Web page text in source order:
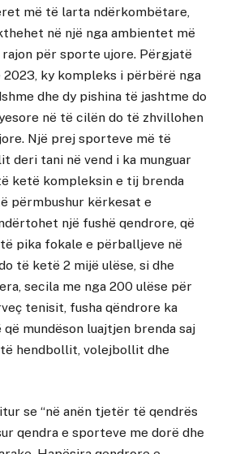
më të larta ndërkombëtare,
në një nga ambientet më
për sporte ujore. Përgjatë
2023, ky kompleks i përbërë nga
dhe dy pishina të jashtme do
në të cilën do të zhvillohen
Një prej sporteve më të
deri tani në vend i ka munguar
ketë kompleksin e tij brenda
përmbushur kërkesat e
një fushë qendrore, që
pika fokale e përballjeve në
të ketë 2 mijë ulëse, si dhe
secila me nga 200 ulëse për
tenisit, fusha qëndrore ka
mundëson luajtjen brenda saj
hendbollit, volejbollit dhe
se “në anën tjetër të qendrës
qendra e sporteve me dorë dhe